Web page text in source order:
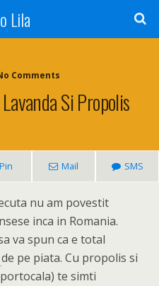
Lila
Comments
Si Propolis
Pin Mail SMS
nu am povestit
inca in Romania.
va spun ca e total
de pe piata. Cu propolis si
te simti